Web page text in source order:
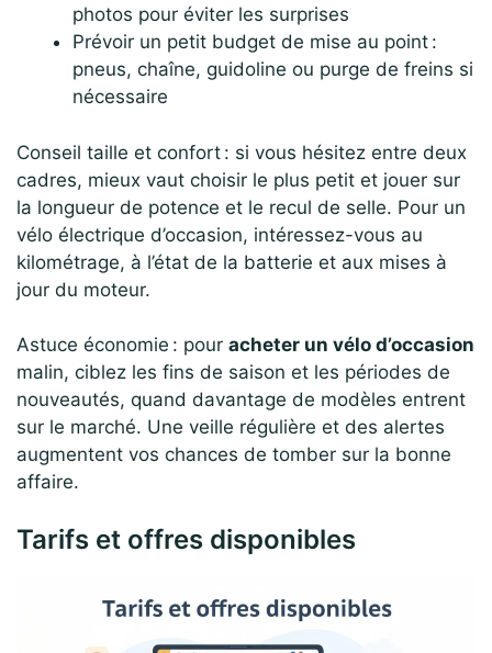
photos pour éviter les surprises
Prévoir un petit budget de mise au point :
pneus, chaîne, guidoline ou purge de freins si
nécessaire
Conseil taille et confort : si vous hésitez entre deux
cadres, mieux vaut choisir le plus petit et jouer sur
la longueur de potence et le recul de selle. Pour un
vélo électrique d’occasion, intéressez-vous au
kilométrage, à l’état de la batterie et aux mises à
jour du moteur.
Astuce économie : pour acheter un vélo d’occasion
malin, ciblez les fins de saison et les périodes de
nouveautés, quand davantage de modèles entrent
sur le marché. Une veille régulière et des alertes
augmentent vos chances de tomber sur la bonne
affaire.
Tarifs et offres disponibles